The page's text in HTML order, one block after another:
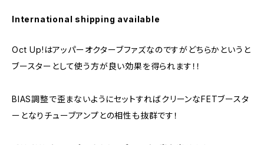
International shipping available
Oct Up!はアッパーオクターブファズなのですがどちらかというと
ブースターとして使う方が良い効果を得られます！！
BIAS調整で歪まないようにセットすればクリーンなFETブースタ
ーとなりチューブアンプとの相性も抜群です！